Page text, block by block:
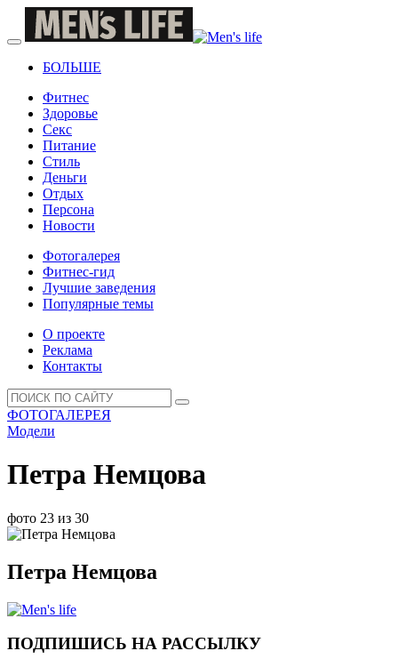
БОЛЬШЕ
Фитнес
Здоровье
Секс
Питание
Стиль
Деньги
Отдых
Персона
Новости
Фотогалерея
Фитнес-гид
Лучшие заведения
Популярные темы
О проекте
Реклама
Контакты
ФОТОГАЛЕРЕЯ
Модели
Петра Немцова
фото 23 из 30
Петра Немцова
ПОДПИШИСЬ НА РАССЫЛКУ